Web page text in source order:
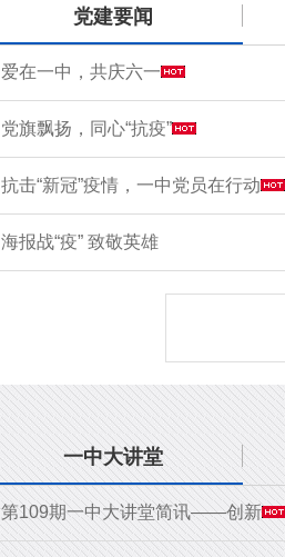
党建要闻
爱在一中，共庆六一
党旗飘扬，同心“抗疫”
抗击“新冠”疫情，一中党员在行动
海报战“疫” 致敬英雄
一中大讲堂
第109期一中大讲堂简讯——创新